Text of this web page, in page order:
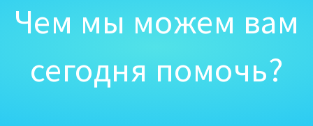
Чем мы можем вам
сегодня помочь?